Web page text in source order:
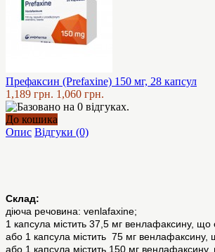
Префаксин (Prefaxine) 150 мг, 28 капсул
1,189 грн. 1,060 грн.
До кошика
Опис Відгуки (0)
Склад:
діюча речовина: venlafaxine;
1 капсула містить 37,5 мг венлафаксину, що
або 1 капсула містить 75 мг венлафаксину,
або 1 капсула містить 150 мг